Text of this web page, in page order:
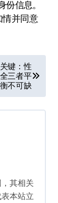
信息。
情并同意
键：性
三者平
衡不可缺
其相关
本站立